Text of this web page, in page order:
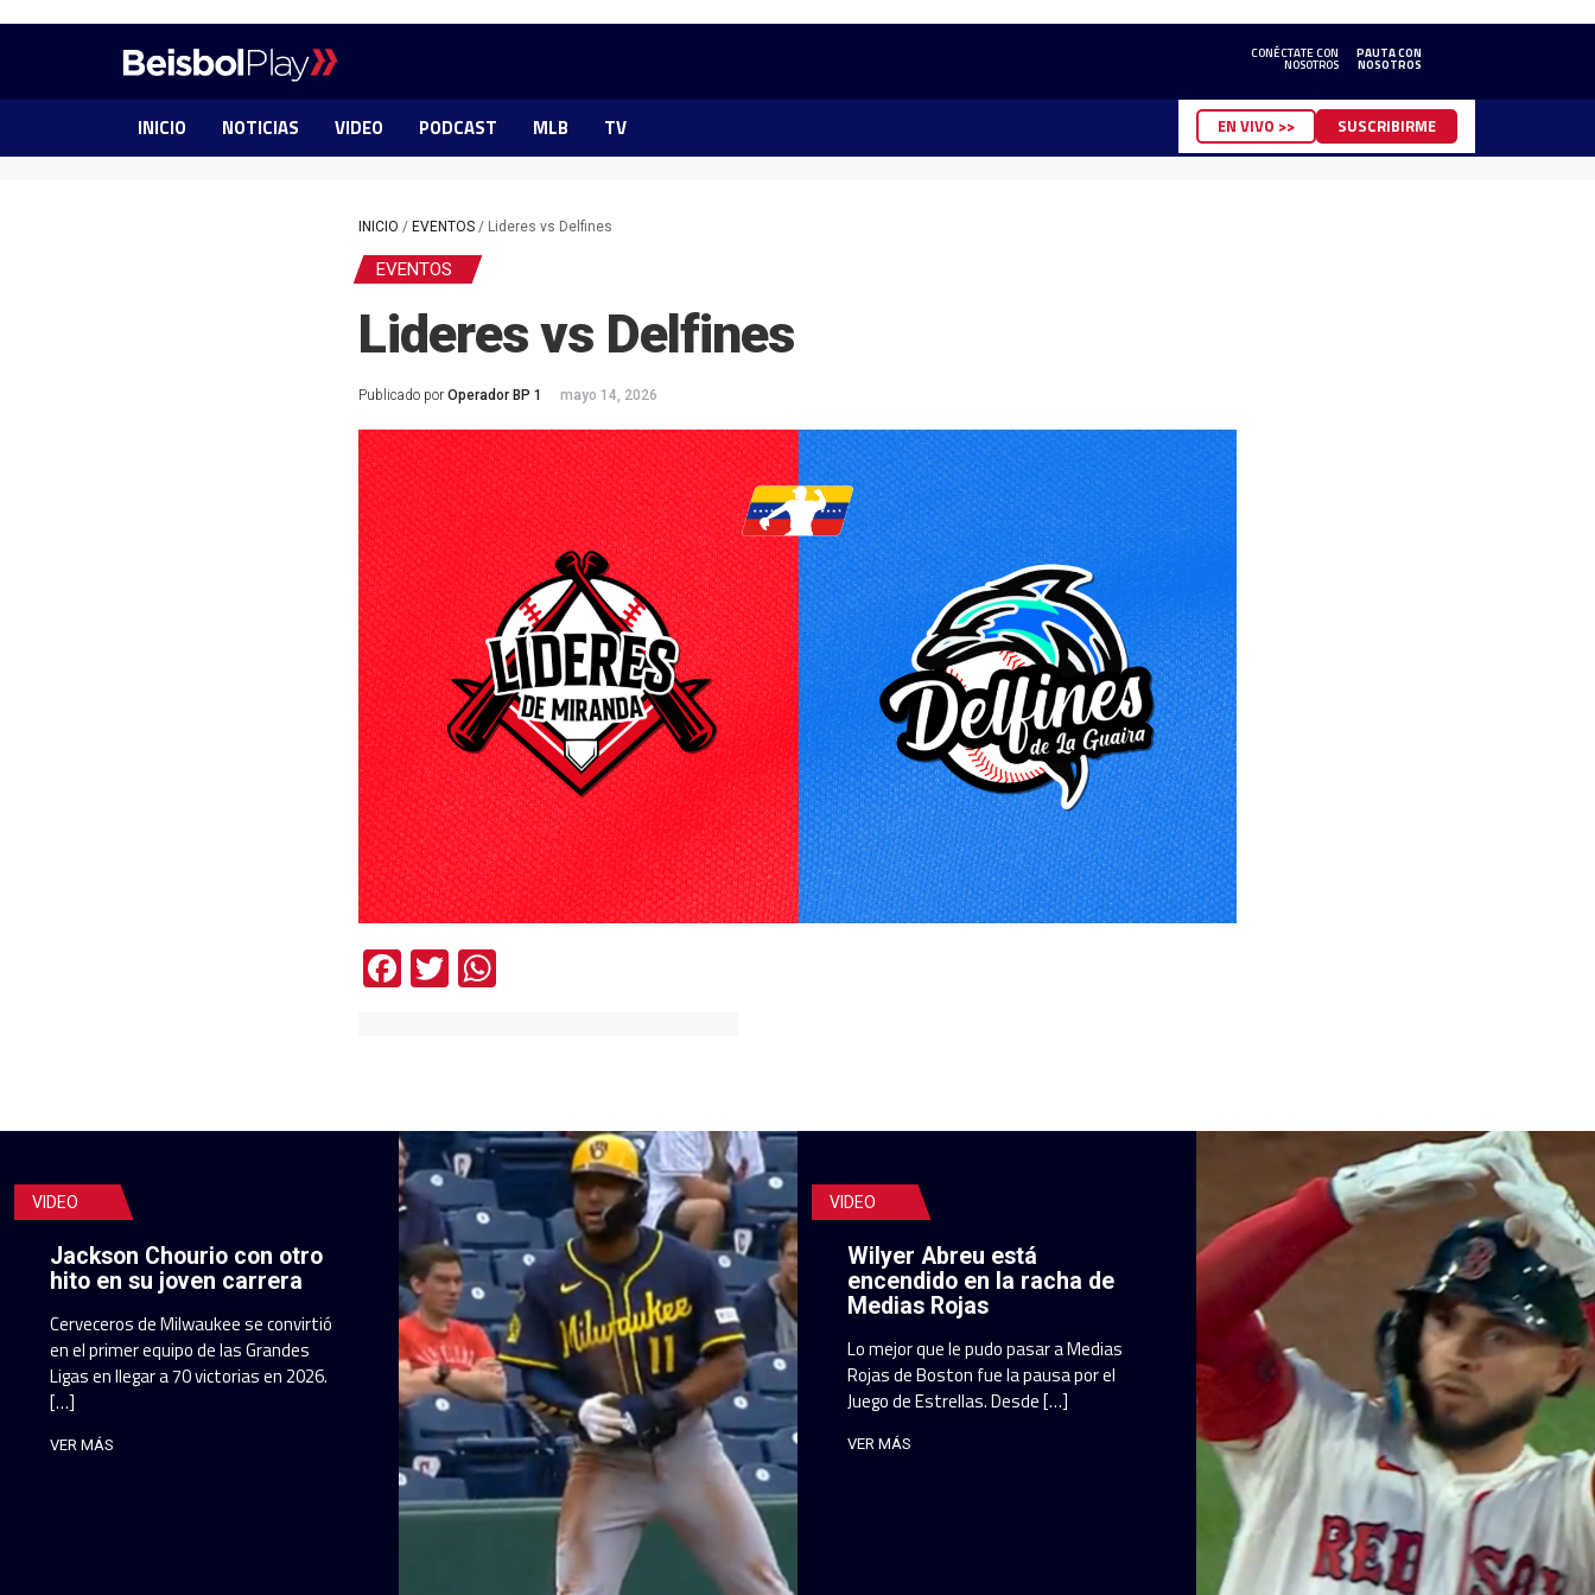
CONÉCTATE CON
NOSOTROS
PAUTA CON
NOSOTROS
INICIO NOTICIAS VIDEO PODCAST MLB TV EN VIVO >> SUSCRIBIRME
INICIO / EVENTOS / Lideres vs Delfines
EVENTOS
Lideres vs Delfines
Publicado porOperador BP 1 mayo 14, 2026
Facebook
Twitter
VIDEO
Jackson Chourio con otro
hito en su joven carrera
Cerveceros de Milwaukee se convirtió
en el primer equipo de las Grandes
Ligas en llegar a 70 victorias en 2026.
[…]
VER MÁS
VIDEO
Wilyer Abreu está
encendido en la racha de
Medias Rojas
Lo mejor que le pudo pasar a Medias
Rojas de Boston fue la pausa por el
Juego de Estrellas. Desde […]
VER MÁS